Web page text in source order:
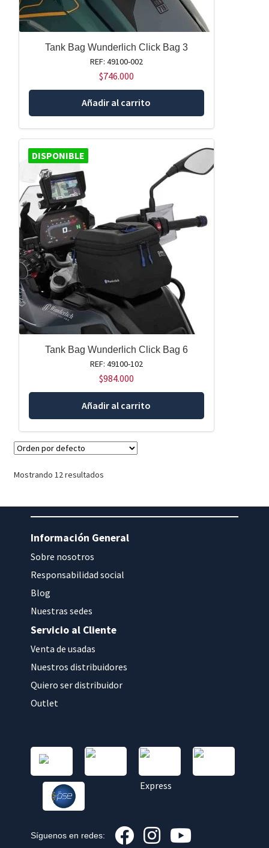
Tank Bag Wunderlich Click Bag 3
REF: 49100-002
$746.000
Añadir al carrito
DISPONIBLE
Tank Bag Wunderlich Click Bag 6
REF: 49100-102
$984.000
Añadir al carrito
Mostrando 12 resultados
Información General
Sobre nosotros
Responsabilidad social
Blog
Nuestras sedes
Servicio al Cliente
Venta de usadas
Nuestros distribuidores
Quiero ser distribuidor
Outlet
Síguenos en redes: